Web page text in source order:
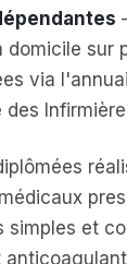
domicile sur
via
des
simples et